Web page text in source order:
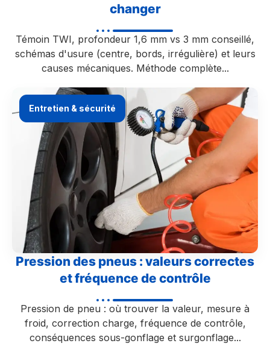
changer
Témoin TWI, profondeur 1,6 mm vs 3 mm conseillé,
schémas d'usure (centre, bords, irrégulière) et leurs
causes mécaniques. Méthode complète...
Entretien & sécurité
Pression des pneus : valeurs correctes
et fréquence de contrôle
Pression de pneu : où trouver la valeur, mesure à
froid, correction charge, fréquence de contrôle,
conséquences sous-gonflage et surgonflage...